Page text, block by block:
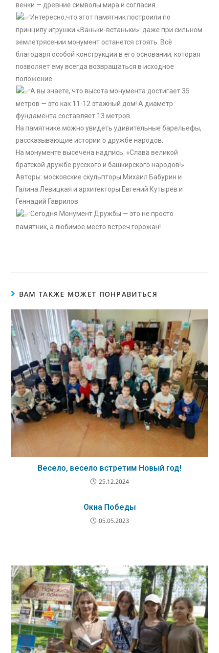
венки — древние символы мира и согласия.
Интересно,что этот памятник построили по
принципу игрушки «Ваньки-встаньки»: даже при сильном
землетрясении монумент останется стоять. Всё
благодаря особой конструкции в его основании, которая
позволяет ему всегда возвращаться в исходное
положение.
А вы знаете, что высота монумента достигает 35
метров — это как 11-12 этажный дом! А диаметр
фундамента составляет 13 метров.
На памятнике можно увидеть удивительные барельефы,
рассказывающие истории о дружбе народов.
На монументе высечена надпись: «Слава великой
братской дружбе русского и башкирского народов!»
Авторы: московские скульпторы Михаил Бабурин и
Галина Левицкая и архитекторы Евгений Кутырев и
Геннадий Гаврилов.
Сегодня Монумент Дружбы — это не просто
памятник, а любимое место встреч горожан!
ВАМ ТАКЖЕ МОЖЕТ ПОНРАВИТЬСЯ
Весело, весело встретим Новый год!
25.12.2024
Окна Победы
05.05.2023